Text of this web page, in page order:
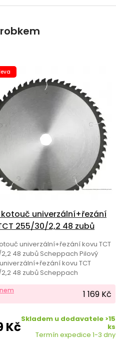
kotouč univerzální+řezání
255/30/2,2 48 zubů
univerzální+řezání kovu TCT
48 zubů Scheppach Pilový
kovu TCT
48 zubů Scheppach
1 169 Kč
Kč
Skladem u dodavatele >15
ks
Termín expedice 1-3 dny